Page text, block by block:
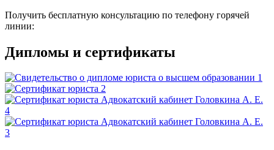
Получить бесплатную консультацию по телефону горячей
линии:
Дипломы и сертификаты